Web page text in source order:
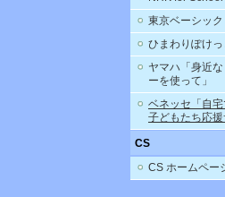
東京ベーシッ
ひまわりぽけっ
ヤマハ「身近
ーを使って」
ベネッセ「自
子どもたち応援
CS
CS ホームペー